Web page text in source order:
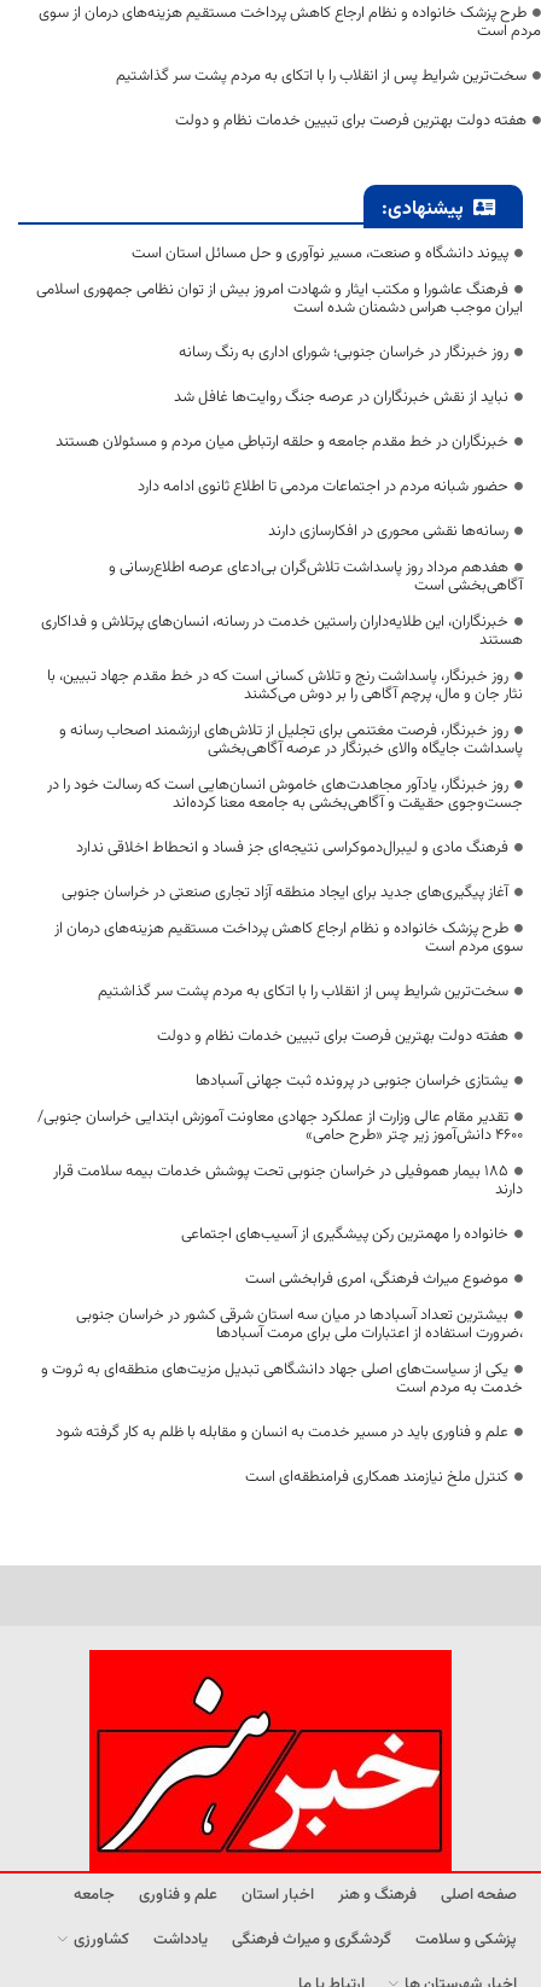
طرح پزشک خانواده و نظام ارجاع کاهش پرداخت مستقیم هزینه‌های درمان از سوی
مردم است
سخت‌ترین شرایط پس از انقلاب را با اتکای به مردم پشت سر گذاشتیم
هفته دولت بهترین فرصت برای تبیین خدمات نظام و دولت
پیشنهادی:
پیوند دانشگاه و صنعت، مسیر نوآوری و حل مسائل استان است
فرهنگ عاشورا و مکتب ایثار و شهادت امروز بیش از توان نظامی جمهوری اسلامی
ایران موجب هراس دشمنان شده است
روز خبرنگار در خراسان جنوبی؛ شورای اداری به رنگ رسانه
نباید از نقش خبرنگاران در عرصه جنگ روایت‌ها غافل شد
خبرنگاران در خط مقدم جامعه و حلقه ارتباطی میان مردم و مسئولان هستند
حضور شبانه مردم در اجتماعات مردمی تا اطلاع ثانوی ادامه دارد
رسانه‌ها نقشی محوری در افکارسازی دارند
هفدهم مرداد روز پاسداشت تلاش‌گران بی‌ادعای عرصه اطلاع‌رسانی و
آگاهی‌بخشی است
خبرنگاران، این طلایه‌داران راستین خدمت در رسانه، انسان‌های پرتلاش و فداکاری
هستند
روز خبرنگار، پاسداشت رنج و تلاش کسانی است که در خط مقدم جهاد تبیین، با
نثار جان و مال، پرچم آگاهی را بر دوش می‌کشند
روز خبرنگار، فرصت مغتنمی برای تجلیل از تلاش‌های ارزشمند اصحاب رسانه و
پاسداشت جایگاه والای خبرنگار در عرصه آگاهی‌بخشی
روز خبرنگار، یادآور مجاهدت‌های خاموش انسان‌هایی است که رسالت خود را در
جست‌وجوی حقیقت و آگاهی‌بخشی به جامعه معنا کرده‌اند
فرهنگ مادی و لیبرال‌دموکراسی نتیجه‌ای جز فساد و انحطاط اخلاقی ندارد
آغاز پیگیری‌های جدید برای ایجاد منطقه آزاد تجاری صنعتی در خراسان جنوبی
طرح پزشک خانواده و نظام ارجاع کاهش پرداخت مستقیم هزینه‌های درمان از
سوی مردم است
سخت‌ترین شرایط پس از انقلاب را با اتکای به مردم پشت سر گذاشتیم
هفته دولت بهترین فرصت برای تبیین خدمات نظام و دولت
یشتازی خراسان جنوبی در پرونده ثبت جهانی آسبادها
تقدیر مقام عالی وزارت از عملکرد جهادی معاونت آموزش ابتدایی خراسان جنوبی/
۴۶۰۰ دانش‌آموز زیر چتر «طرح حامی»
۱۸۵ بیمار هموفیلی در خراسان جنوبی تحت پوشش خدمات بیمه سلامت قرار
دارند
خانواده را مهمترین رکن پیشگیری از آسیب‌های اجتماعی
موضوع میراث فرهنگی، امری فرابخشی است
بیشترین تعداد آسبادها در میان سه استان شرقی کشور در خراسان جنوبی
،ضرورت استفاده از اعتبارات ملی برای مرمت آسبادها
یکی از سیاست‌های اصلی جهاد دانشگاهی تبدیل مزیت‌های منطقه‌ای به ثروت و
خدمت به مردم است
علم و فناوری باید در مسیر خدمت به انسان و مقابله با ظلم به کار گرفته شود
کنترل ملخ نیازمند همکاری فرامنطقه‌ای است
صفحه اصلی فرهنگ و هنر اخبار استان علم و فناوری
جامعه
پزشکی و سلامت
گردشگری و میراث فرهنگی یادداشت
کشاورزی